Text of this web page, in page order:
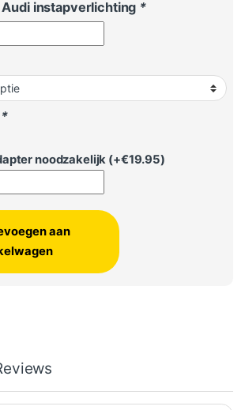
instapverlichting *
*
noodzakelijk (+€19.95)
logo (Audi ringen) LED
aan